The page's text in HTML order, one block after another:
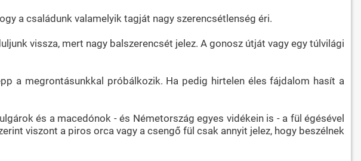
a családunk valamelyik tagját nagy szerencsétlenség éri.
vissza, mert nagy balszerencsét jelez. A gonosz útját vagy egy túlvilági
a megrontásunkkal próbálkozik. Ha pedig hirtelen éles fájdalom hasít a
és a macedónok - és Németország egyes vidékein is - a fül égésével
viszont a piros orca vagy a csengő fül csak annyit jelez, hogy beszélnek